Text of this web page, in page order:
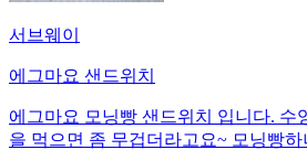
서브웨이
에그마요 샌드위치
에그마요 모닝빵 샌드위치 입니다. 수
을 먹으면 좀 무겁더라고요~ 모닝빵